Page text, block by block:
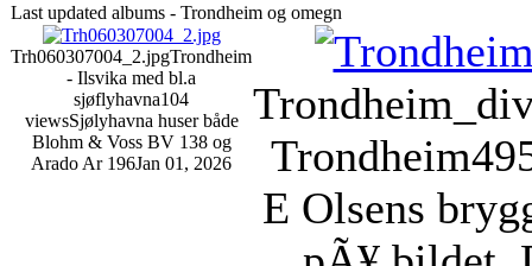
Last updated albums - Trondheim og omegn
Trh060307004_2.jpgTrondheim
- Ilsvika med bl.a
sjøflyhavna104
viewsSjølyhavna huser både
Blohm & Voss BV 138 og
Arado Ar 196Jan 01, 2026
Trondheim
E Olsens